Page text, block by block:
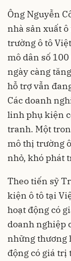
Ông Nguyễn
nhà sản xuất
trường ô tô
mô dân số
ngày càng
hỗ trợ vẫn
Các doanh
linh phụ kiện
tranh. Một
mô thị trường
nhỏ, khó phát
Theo tiến sỹ
kiện ô tô tại
hoạt động có
doanh nghiệp
những thương
động có giá trị